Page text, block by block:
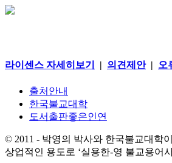
라이센스 자세히보기 | 의견제안| 오
출처안내
한국불교대학
도서출판좋은인연
© 2011 - 박영의 박사와 한국불교대학
상업적인 용도로 ‘실용한-영 불교용어